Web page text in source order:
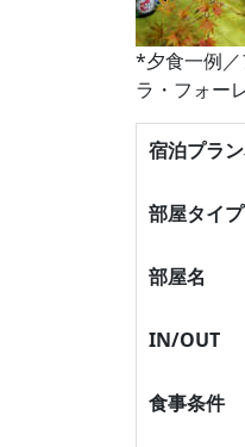
*夕食一例／
ラ・フォー
宿泊プラ
部屋タイプ
部屋名
IN/OUT
食事条件